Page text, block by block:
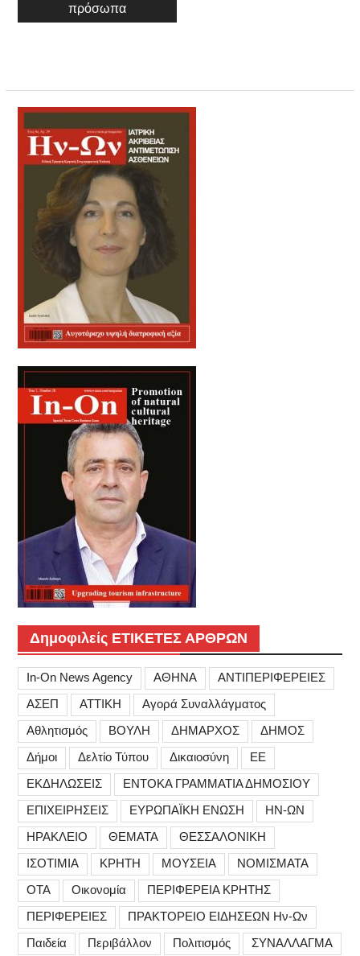
πρόσωπα
Δημοφιλείς ΕΤΙΚΕΤΕΣ ΑΡΘΡΩΝ
In-On News Agency ΑΘΗΝΑ
ΑΝΤΙΠΕΡΙΦΕΡΕΙΕΣ
ΑΣΕΠ
ΑΤΤΙΚΗ
Αγορά Συναλλάγματος
Αθλητισμός
ΒΟΥΛΗ ΔΗΜΑΡΧΟΣ
ΔΗΜΟΣ
Δήμοι
Δελτίο Τύπου Δικαιοσύνη
ΕΕ
ΕΚΔΗΛΩΣΕΙΣ
ΕΝΤΟΚΑ ΓΡΑΜΜΑΤΙΑ ΔΗΜΟΣΙΟΥ
ΕΠΙΧΕΙΡΗΣΕΙΣ
ΕΥΡΩΠΑΪΚΗ ΕΝΩΣΗ
ΗΝ-ΩΝ
ΗΡΑΚΛΕΙΟ
ΘΕΜΑΤΑ
ΘΕΣΣΑΛΟΝΙΚΗ
ΙΣΟΤΙΜΙΑ
ΚΡΗΤΗ ΜΟΥΣΕΙΑ
ΝΟΜΙΣΜΑΤΑ
ΟΤΑ
Οικονομία
ΠΕΡΙΦΕΡΕΙΑ ΚΡΗΤΗΣ
ΠΕΡΙΦΕΡΕΙΕΣ
ΠΡΑΚΤΟΡΕΙΟ ΕΙΔΗΣΕΩΝ Ην-Ων
Παιδεία
Περιβάλλον Πολιτισμός ΣΥΝΑΛΛΑΓΜΑ